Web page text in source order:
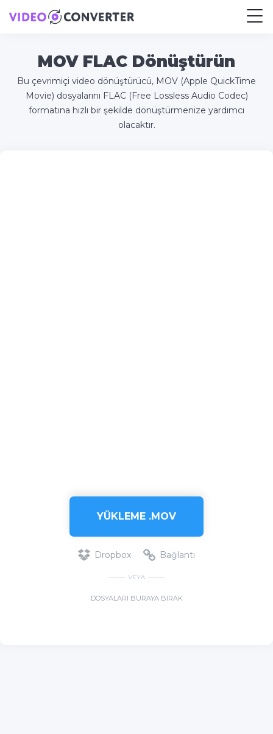
MOV FLAC Dönüştürün
Bu çevrimiçi video dönüştürücü, MOV (Apple QuickTime
Movie) dosyalarını FLAC (Free Lossless Audio Codec)
formatına hızlı bir şekilde dönüştürmenize yardımcı
olacaktır.
YÜKLEME .MOV
Dropbox Bağlantı
VEYA
DOSYALARI BURAYA BIRAK